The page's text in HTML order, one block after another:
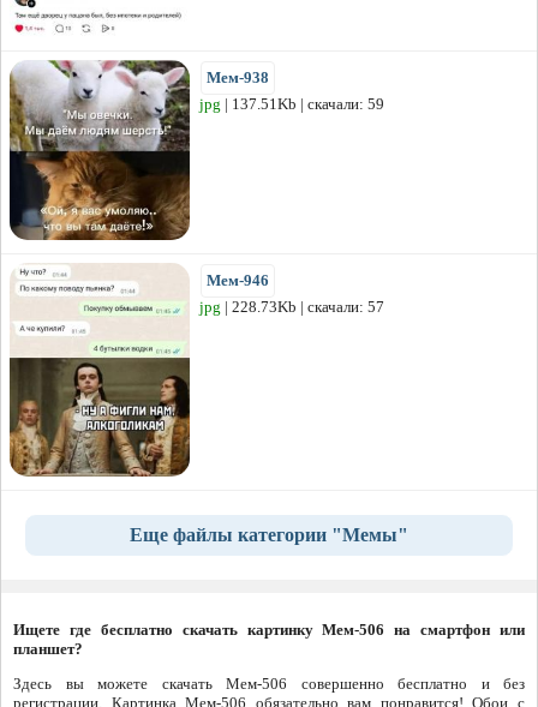
Мем-938
jpg | 137.51Kb | скачали: 59
Мем-946
jpg | 228.73Kb | скачали: 57
Еще файлы категории "Мемы"
Ищете где бесплатно скачать картинку Мем-506 на смартфон или
планшет?
Здесь вы можете скачать Мем-506 совершенно бесплатно и без
регистрации. Картинка Мем-506 обязательно вам понравится! Обои с